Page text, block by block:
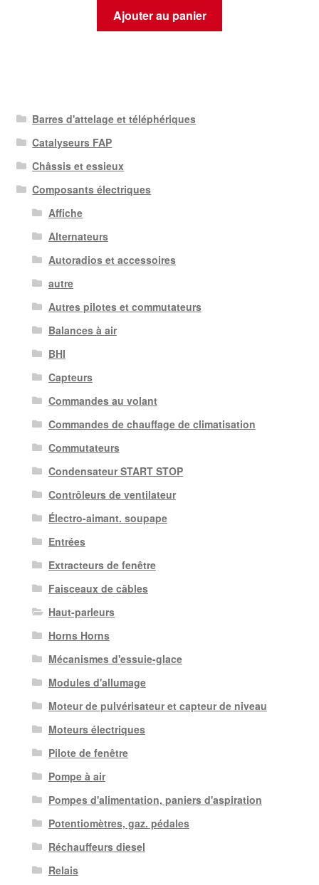
Ajouter au panier
Barres d'attelage et téléphériques
Catalyseurs FAP
Châssis et essieux
Composants électriques
Affiche
Alternateurs
Autoradios et accessoires
autre
Autres pilotes et commutateurs
Balances à air
BHI
Capteurs
Commandes au volant
Commandes de chauffage de climatisation
Commutateurs
Condensateur START STOP
Contrôleurs de ventilateur
Électro-aimant. soupape
Entrées
Extracteurs de fenêtre
Faisceaux de câbles
Haut-parleurs
Horns Horns
Mécanismes d'essuie-glace
Modules d'allumage
Moteur de pulvérisateur et capteur de niveau
Moteurs électriques
Pilote de fenêtre
Pompe à air
Pompes d'alimentation, paniers d'aspiration
Potentiomètres, gaz. pédales
Réchauffeurs diesel
Relais